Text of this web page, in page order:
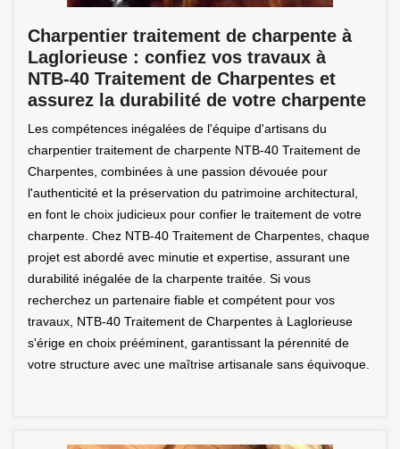
Charpentier traitement de charpente à
Laglorieuse : confiez vos travaux à
NTB-40 Traitement de Charpentes et
assurez la durabilité de votre charpente
Les compétences inégalées de l'équipe d'artisans du
charpentier traitement de charpente NTB-40 Traitement de
Charpentes, combinées à une passion dévouée pour
l'authenticité et la préservation du patrimoine architectural,
en font le choix judicieux pour confier le traitement de votre
charpente. Chez NTB-40 Traitement de Charpentes, chaque
projet est abordé avec minutie et expertise, assurant une
durabilité inégalée de la charpente traitée. Si vous
recherchez un partenaire fiable et compétent pour vos
travaux, NTB-40 Traitement de Charpentes à Laglorieuse
s'érige en choix prééminent, garantissant la pérennité de
votre structure avec une maîtrise artisanale sans équivoque.